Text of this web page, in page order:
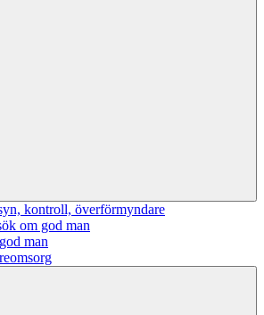
kontroll, överförmyndare
om god man
man